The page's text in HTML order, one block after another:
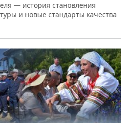
— история становления
и новые стандарты качества